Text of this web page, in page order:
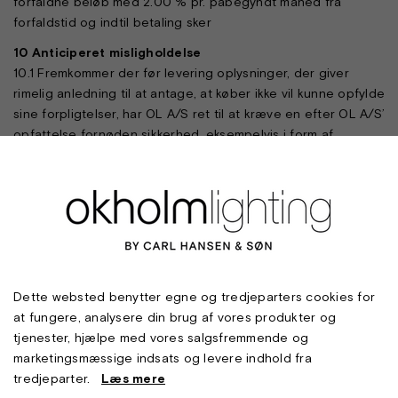
forfaldstid og indtil betaling sker
10 Anticiperet misligholdelse
10.1 Fremkommer der før levering oplysninger, der giver
rimelig anledning til at antage, at køber ikke vil kunne opfylde
sine forpligtelser, har OL A/S ret til at kræve en efter OL A/S’
opfattelse fornøden sikkerhed, eksempelvis i form af
efter påkrav, er OL A/S berettiget til at ophæve aftalen.
12 Ansvarsbegrænsning
12.1 OL A/S påtager sig intet ansvar for over-fladeskader på
messingdele, som placeres udendørs direkte mod væg, som
udsættes for stor luftfugtighed, som følge af vandskader/
kondensskader, skiftende temperatur, aggressivt miljø eller
Dette websted benytter egne og tredjeparters cookies for
at fungere, analysere din brug af vores produkter og
tjenester, hjælpe med vores salgsfremmende og
marketingsmæssige indsats og levere indhold fra
tredjeparter. Læs mere